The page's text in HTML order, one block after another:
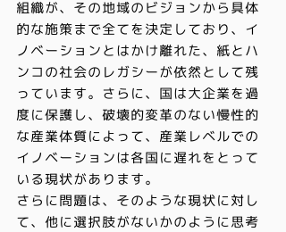
組織が、その地域のビジョンから具体
的な施策まで全てを決定しており、イ
ノベーションとはかけ離れた、紙とハ
ンコの社会のレガシーが依然として残
っています。さらに、国は大企業を過
度に保護し、破壊的変革のない慢性的
な産業体質によって、産業レベルでの
イノベーションは各国に遅れをとって
いる現状があります。
さらに問題は、そのような現状に対し
て、他に選択肢がないかのように思考